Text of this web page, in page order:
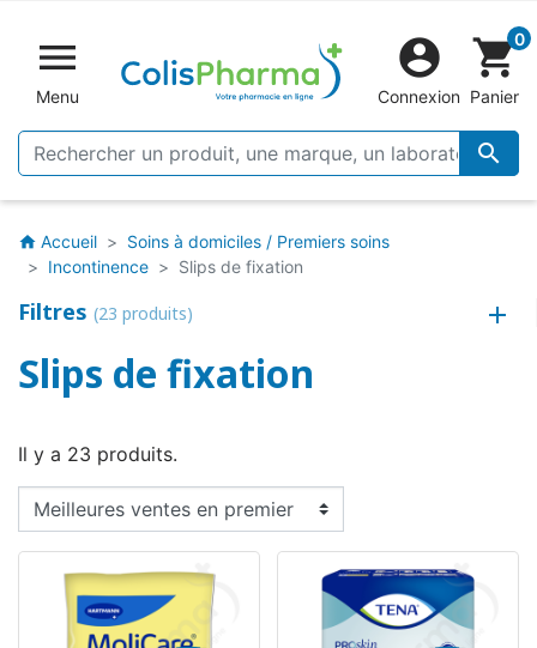

Menu


Connexion
shopping_cart0
Panier
home Accueil
Soins à domiciles / Premiers soins
Incontinence
Slips de fixation
Filtres (23 produits)
Slips de fixation
Il y a 23 produits.